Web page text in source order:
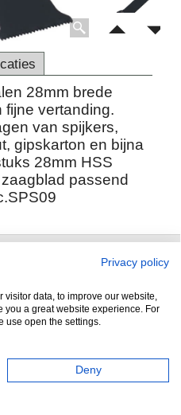
28mm brede
fijne vertanding.
van spijkers,
gipskarton en bijna
28mm HSS
passend
Tel: +31(0)320
253161
Privacy policy
visitor data, to improve our website,
a great website experience. For
use open the settings.
Deny